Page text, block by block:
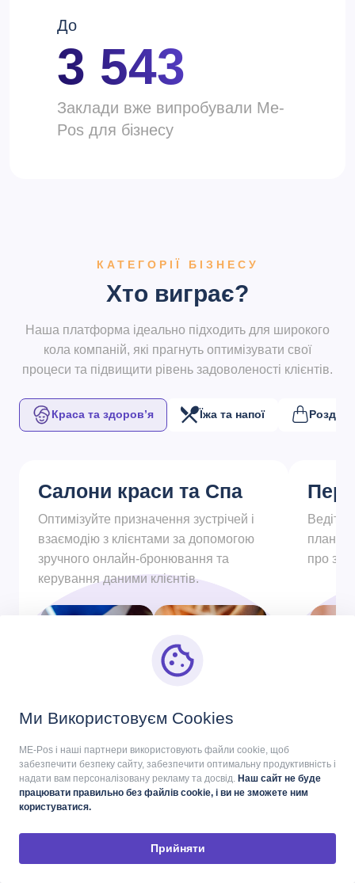
До
3 543
Заклади вже випробували Me-
Pos для бізнесу
КАТЕГОРІЇ БІЗНЕСУ
Хто виграє?
Наша платформа ідеально підходить для широкого
кола компаній, які прагнуть оптимізувати свої
процеси та підвищити рівень задоволеності клієнтів.
Краса та здоров’я Їжа та напої
Салони краси та Cпа
Оптимізуйте призначення зустрічей і
взаємодію з клієнтами за допомогою
зручного онлайн-бронювання та
керування даними клієнтів.
Ведіть
про
ПЛАНИ
Оберіть найкращий тариф
Ми Використовуєм Cookies
ME-Pos і наші партнери використовують файли cookie, щоб
забезпечити безпеку сайту, забезпечити оптимальну продуктивність і
надати вам персоналізовану рекламу та досвід. Наш сайт не буде
працювати правильно без файлів cookie, і ви не зможете ним
користуватися.
Прийняти